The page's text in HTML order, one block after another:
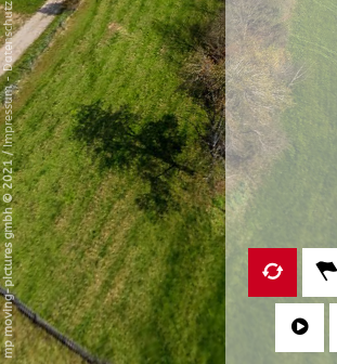
mp moving-pictures gmbh © 2021
/
Impressum
-
Datenschutz